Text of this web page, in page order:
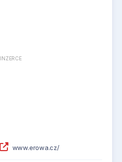
INZERCE
www.erowa.cz/